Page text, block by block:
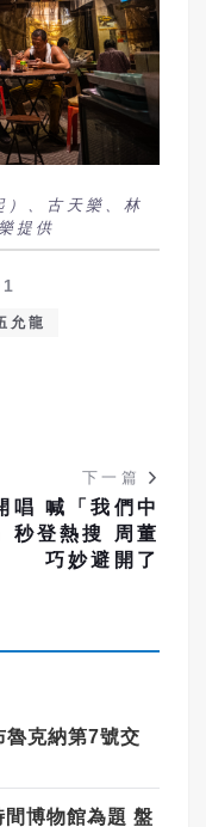
）、古天樂、林
提供
允龍
下一篇
唱 喊「我們中
秒登熱搜 周董
巧妙避開了
魯克納第7號交
間博物館為題 盤